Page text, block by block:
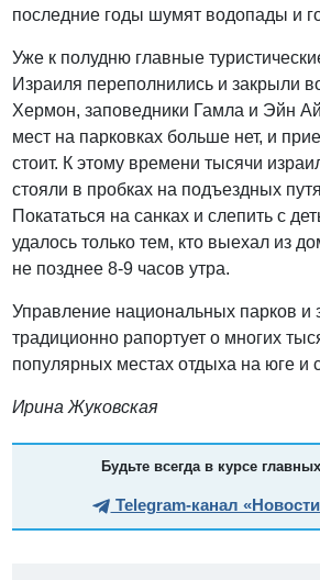
последние годы шумят водопады и
Уже к полудню главные
Израиля переполнились и закрыли
Хермон, заповедники Гамла и Эйн
мест на парковках больше нет, и
стоит. К этому времени тысячи
стояли в пробках на подъездных
Покататься на санках и слепить с
удалось только тем, кто выехал из
не позднее 8-9 часов утра.
Управление национальных парков и
традиционно рапортует о многих
популярных местах отдыха на юге и
Ирина Жуковская
Будьте всегда в курсе
Telegram-канал